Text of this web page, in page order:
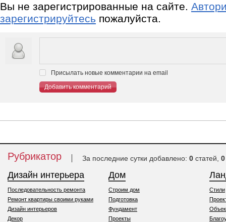
Вы не зарегистрированные на сайте.
зарегистрируйтесь пожалуйста.
Присылать новые комментарии на email
Добавить комментарий
Рубрикатор За последние сутки добавлено: 0 статей, 0
Дизайн интерьера
Последовательность ремонта
Ремонт квартиры своими руками
Дизайн интерьеров
Декор
Дом
Строим дом
Подготовка
Фундамент
Проекты
Стили